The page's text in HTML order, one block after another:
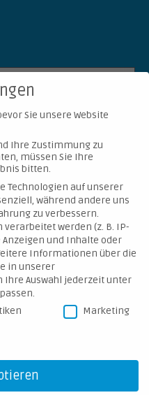
Sie unsere Website
Ihre Zustimmung zu
müssen Sie Ihre
bitten.
Technologien auf unserer
während andere uns
zu verbessern.
werden (z. B. IP-
und Inhalte oder
Informationen über die
in unserer
Ihre Auswahl jederzeit unter
Marketing